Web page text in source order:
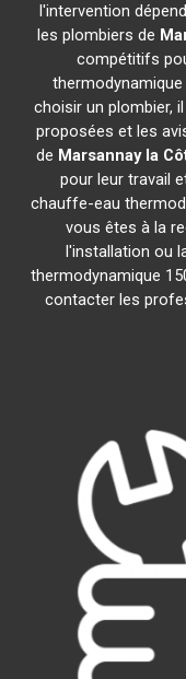
l'intervention
les plombiers de
compétitifs
thermodynamique
choisir un plombier,
proposées et les
de Marsannay la
pour leur travail
chauffe-eau
vous êtes à la
l'installation ou
thermodynamique
contacter les